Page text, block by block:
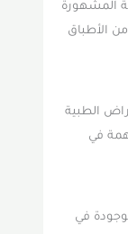
المشهورة
الأطباق
الطبية
في
في